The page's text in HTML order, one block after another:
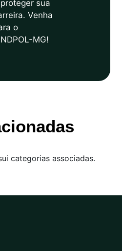
sua
Venha
o
MG!
categorias associadas.